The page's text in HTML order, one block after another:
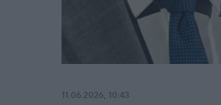
11.06.2026, 10:43